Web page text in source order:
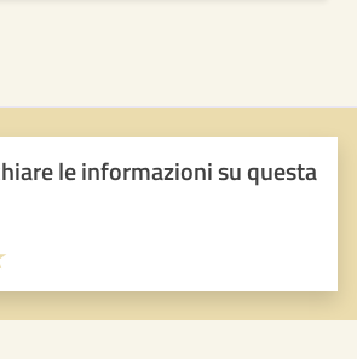
le informazioni su questa
5 stelle su 5
stelle su 5
su 5
su 5